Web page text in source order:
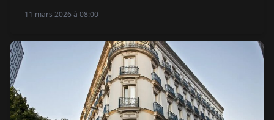
11 mars 2026 à 08:00